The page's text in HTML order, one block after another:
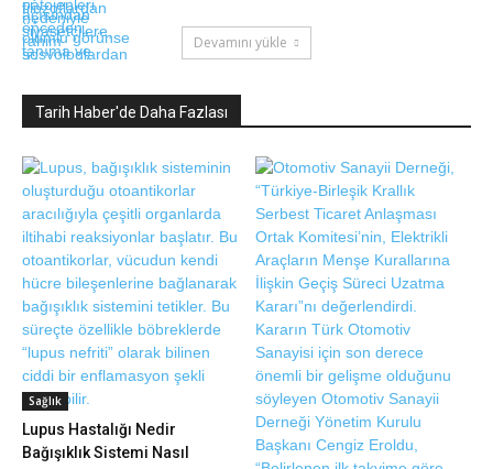
Devamını yükle
Tarih Haber'de Daha Fazlası
Sağlık
Lupus Hastalığı Nedir
Bağışıklık Sistemi Nasıl